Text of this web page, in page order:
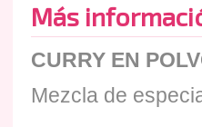
Más
CURRY EN
Mezcla de